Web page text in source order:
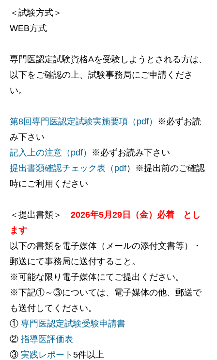
＜試験方式＞
WEB方式
専門医認定試験資格Aを受験しようとされる方は、
以下をご確認の上、試験事務局にご申請くださ
い。
第8回専門医認定試験実施要項（pdf） ※必ずお読
み下さい
記入上の注意（pdf） ※必ずお読み下さい
提出書類確認チェック表（pdf）※提出前のご確認
時にご利用ください
＜提出書類＞ 2026年5月29日（金）必着 とし
ます
以下の書類を電子媒体（メールの添付文書等）・
郵送にて事務局に送付すること。
※可能な限り電子媒体にてご提出ください。
※下記①～③については、電子媒体の他、郵送で
も送付してください。
① 専門医認定試験受験申請書
② 指導医評価表
③ 実践レポート 5件以上